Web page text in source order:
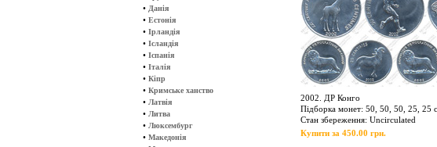
• Данія
• Естонія
• Ірландія
• Ісландія
• Іспанія
• Італія
• Кіпр
• Кримське ханство
• Латвія
• Литва
• Люксембург
• Македонія
2002. ДР Конго
Підборка монет: 50, 50, 50, 25, 25
Стан збереження: Uncirculated
Купити за 450.00 грн.